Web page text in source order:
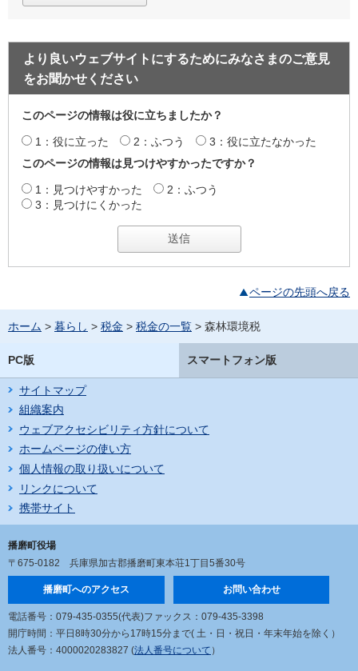
より良いウェブサイトにするためにみなさまのご意見
をお聞かせください
このページの情報は役に立ちましたか？
1：役に立った 2：ふつう
3：役に立たなかった
このページの情報は見つけやすかったですか？
1：見つけやすかった
2：ふつう
3：見つけにくかった
ページの先頭へ戻る
ホーム > 暮らし > 税金 > 税金の一覧 > 森林環境税
PC版 スマートフォン版
サイトマップ
組織案内
ウェブアクセシビリティ方針について
ホームページの使い方
個人情報の取り扱いについて
リンクについて
携帯サイト
播磨町役場
〒675-0182 兵庫県加古郡播磨町東本荘1丁目5番30号
播磨町へのアクセス お問い合わせ
電話番号：079-435-0355(代表)ファックス：079-435-3398
開庁時間：平日8時30分から17時15分まで( 土・日・祝日・年末年始を除く）
法人番号：4000020283827 (法人番号について ）